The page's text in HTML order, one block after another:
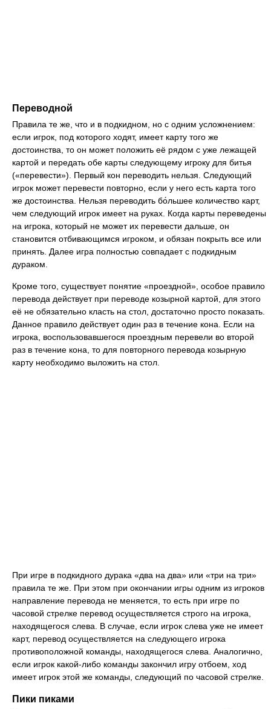
Переводной
Правила те же, что и в подкидном, но с одним усложнением:
если игрок, под которого ходят, имеет карту того же
достоинства, то он может положить её рядом с уже лежащей
картой и передать обе карты следующему игроку для битья
(«перевести»). Первый кон переводить нельзя. Следующий
игрок может перевести повторно, если у него есть карта того
же достоинства. Нельзя переводить бо́льшее количество карт,
чем следующий игрок имеет на руках. Когда карты переведены
на игрока, который не может их перевести дальше, он
становится отбивающимся игроком, и обязан покрыть все или
принять. Далее игра полностью совпадает с подкидным
дураком.
Кроме того, существует понятие «проездной», особое правило
перевода действует при переводе козырной картой, для этого
её не обязательно класть на стол, достаточно просто показать.
Данное правило действует один раз в течение кона. Если на
игрока, воспользовавшегося проездным перевели во второй
раз в течение кона, то для повторного перевода козырную
карту необходимо выложить на стол.
При игре в подкидного дурака «два на два» или «три на три»
правила те же. При этом при окончании игры одним из игроков
направление перевода не меняется, то есть при игре по
часовой стрелке перевод осуществляется строго на игрока,
находящегося слева. В случае, если игрок слева уже не имеет
карт, перевод осуществляется на следующего игрока
противоположной команды, находящегося слева. Аналогично,
если игрок какой-либо команды закончил игру отбоем, ход
имеет игрок этой же команды, следующий по часовой стрелке.
Пики пиками